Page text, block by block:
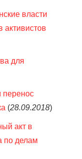
власти
активистов
для
перенос
(28.09.2018)
акт в
по делам